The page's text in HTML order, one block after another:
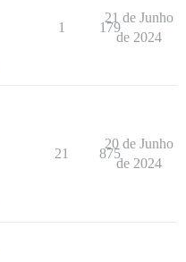
1 179
21 de Junho
de 2024
21 875
20 de Junho
de 2024